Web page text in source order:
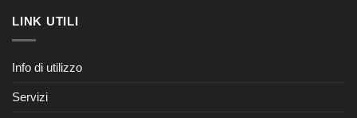
LINK UTILI
Info di utilizzo
Servizi